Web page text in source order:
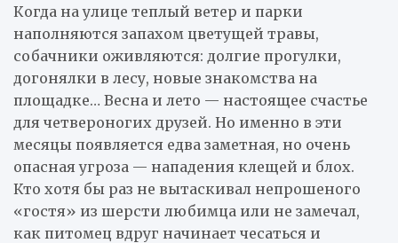
Когда на улице теплый ветер и парки
наполняются запахом цветущей травы,
собачники оживляются: долгие прогулки,
догонялки в лесу, новые знакомства на
площадке… Весна и лето — настоящее счастье
для четвероногих друзей. Но именно в эти
месяцы появляется едва заметная, но очень
опасная угроза — нападения клещей и блох.
Кто хотя бы раз не вытаскивал непрошеного
«гостя» из шерсти любимца или не замечал,
как питомец вдруг начинает чесаться и